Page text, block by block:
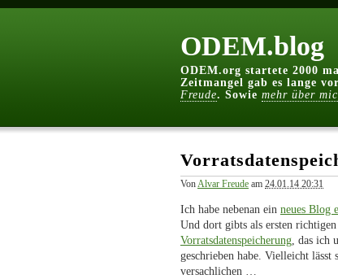
ODEM.blog
ODEM.org startete 2000
Zeitmangel gab es lange
Freude. Sowie mehr über
Von Alvar Freude am 24.01.14 20:31
Ich habe nebenan ein neues Blog
Und dort gibts als ersten
Vorratsdatenspeicherung , das
geschrieben habe. Vielleicht
versachlichen …